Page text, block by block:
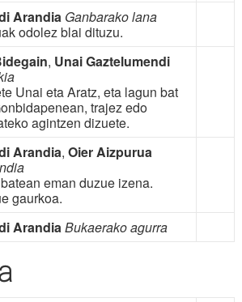
Arandia Ganbarako lana
odolez blai dituzu.
, Unai Gaztelumendi
Unai eta Aratz, eta lagun bat
trajez edo
agintzen dizuete.
Arandia, Oier Aizpurua
eman duzue izena.
gaurkoa.
ArandiaBukaerako agurra